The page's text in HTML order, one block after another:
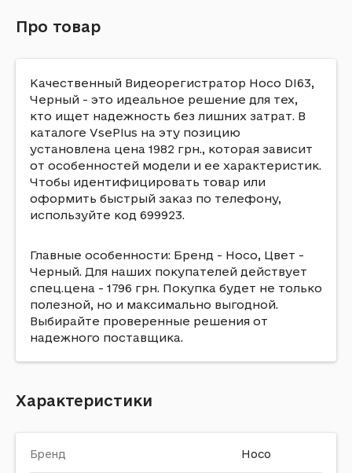
Про товар
Качественный Видеорегистратор Hoco DI63,
Черный - это идеальное решение для тех,
кто ищет надежность без лишних затрат. В
каталоге VsePlus на эту позицию
установлена цена 1982 грн., которая зависит
от особенностей модели и ее характеристик.
Чтобы идентифицировать товар или
оформить быстрый заказ по телефону,
используйте код 699923.
Главные особенности: Бренд - Hoco, Цвет -
Черный. Для наших покупателей действует
спец.цена - 1796 грн. Покупка будет не только
полезной, но и максимально выгодной.
Выбирайте проверенные решения от
надежного поставщика.
Характеристики
Бренд Hoco